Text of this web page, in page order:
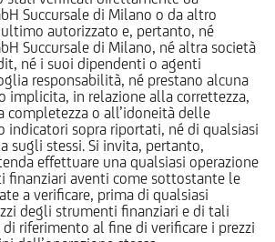
Succursale di Milano o da altro
autorizzato e, pertanto, né
Succursale di Milano, né altra società
né i suoi dipendenti o agenti
responsabilità, né prestano alcuna
implicita, in relazione alla correttezza,
completezza o all’idoneità delle
indicatori sopra riportati, né di qualsiasi
sugli stessi. Si invita, pertanto,
effettuare una qualsiasi operazione
finanziari aventi come sottostante le
a verificare, prima di qualsiasi
degli strumenti finanziari e di tali
riferimento al fine di verificare i prezzi